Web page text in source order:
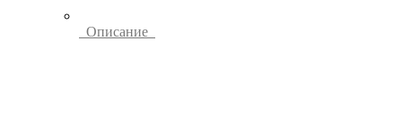
Описание